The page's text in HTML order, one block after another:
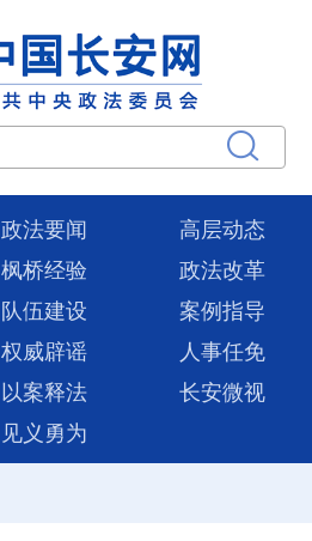
政法要闻
高层动态
枫桥经验
政法改革
队伍建设
案例指导
权威辟谣
人事任免
以案释法
长安微视
见义勇为